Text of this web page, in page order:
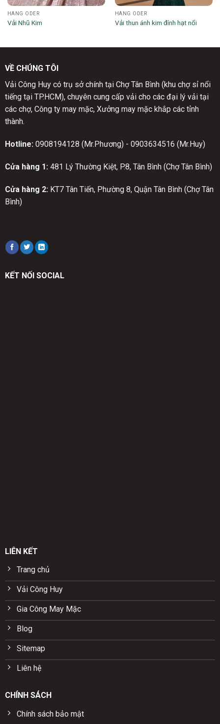
HÀNG ODER
Vải Nhũ Kim
HÀNG ODER
Vải thun ánh kim đính hạt nổi
VỀ CHÚNG TÔI
Vải Công Huy có trụ sở chính tại Chợ Tân Bình (khu chợ sỉ nổi
tiếng tại TP.HCM), chuyên cung cấp vải cho các đại lý vải tại
các chợ, Công ty may mặc, Xưởng may mặc khắp các tỉnh
thành.
Hotline:0908194128 (Mr.Phương) - 0903634516 (Mr.Huy)
Cửa hàng 1:481 Lý Thường Kiệt, P.8, Tân Bình (Chợ Tân Bình)
Cửa hàng 2:KT7 Tân Tiến, Phường 8, Quận Tân Bình (Chợ Tân
Bình)
LIÊN KẾT
Trang chủ
Vải Công Huy
Gia Công May Mặc
Blog
Sitemap
Liên hệ
CHÍNH SÁCH
Chính sách bảo mật
KẾT NỐI SOCIAL